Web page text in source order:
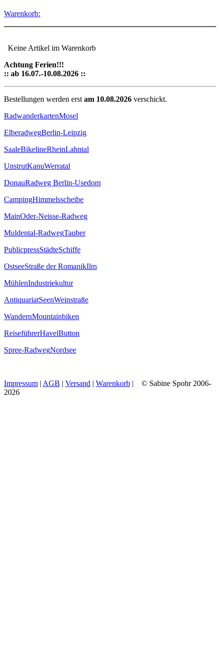
Warenkorb:
Keine Artikel im Warenkorb
Achtung Ferien!!!
:: ab 16.07.-10.08.2026 ::
Bestellungen werden erst am 10.08.2026 verschickt.
RadwanderkartenMosel
ElberadwegBerlin-Leipzig
SaaleBikelineRheinLahntal
UnstrutKanuWerratal
DonauRadweg Berlin-Usedom
CampingHimmelsscheibe
MainOder-Neisse-Radweg
Muldental-RadwegTauber
PublicpressStädteSchiffe
OstseeStraße der RomanikIlm
MühlenIndustriekultur
AntiquariatSeenWeinstraße
WandernMountainbiken
ReiseführerHavelButton
Spree-RadwegNordsee
Impressum | AGB | Versand | Warenkorb | © Sabine Spohr 2006-
2026